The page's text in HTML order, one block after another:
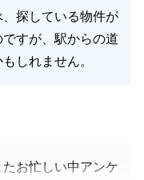
探している物件が
すが、駅からの道
しれません。
お忙しい中アンケ